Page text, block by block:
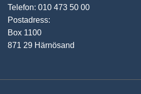
Telefon: 010 473 50 00
Postadress:
Box 1100
871 29 Härnösand